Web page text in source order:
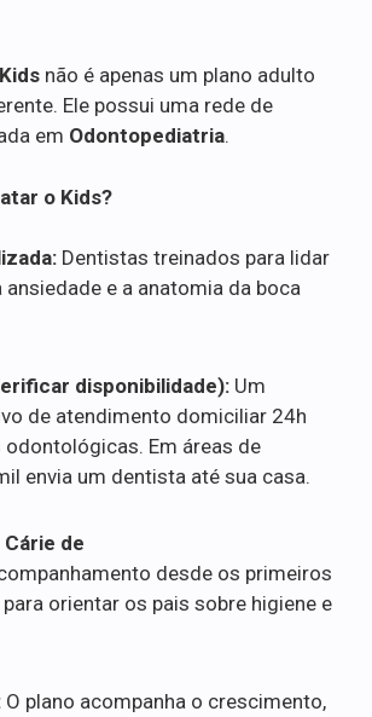
não é apenas um plano adulto
Ele possui uma rede de
em Odontopediatria.
o Kids?
Dentistas treinados para lidar
ansiedade e a anatomia da boca
disponibilidade): Um
de atendimento domiciliar 24h
odontológicas. Em áreas de
envia um dentista até sua casa.
de
desde os primeiros
orientar os pais sobre higiene e
O plano acompanha o crescimento,